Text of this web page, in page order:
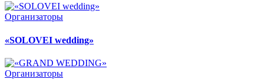
Организаторы
«SOLOVEI wedding»
Организаторы